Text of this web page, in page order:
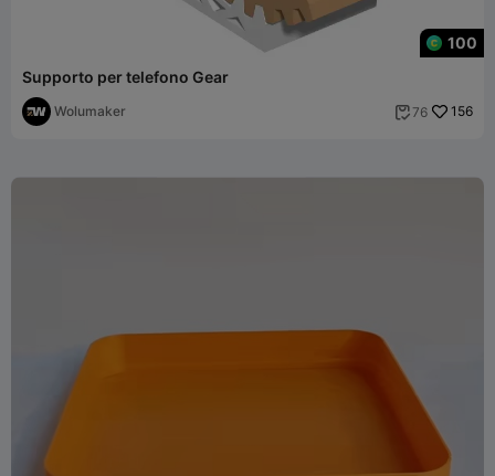
100
Supporto per telefono Gear
Wolumaker  76 156